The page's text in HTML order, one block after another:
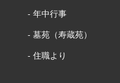
年中行事
墓苑（寿蔵苑）
住職より